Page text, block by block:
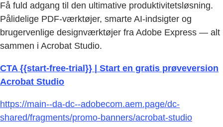
Få fuld adgang til den ultimative produktivitetsløsning.
Pålidelige PDF-værktøjer, smarte AI-indsigter og
brugervenlige designværktøjer fra Adobe Express — alt
sammen i Acrobat Studio.
CTA {{start-free-trial}} | Start en gratis prøveversion
Acrobat Studio
https://main--da-dc--adobecom.aem.page/dc-
shared/fragments/promo-banners/acrobat-studio